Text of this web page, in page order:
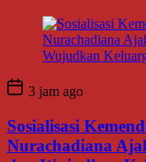
3 jam ago
Sosialisasi
Nurachadiana